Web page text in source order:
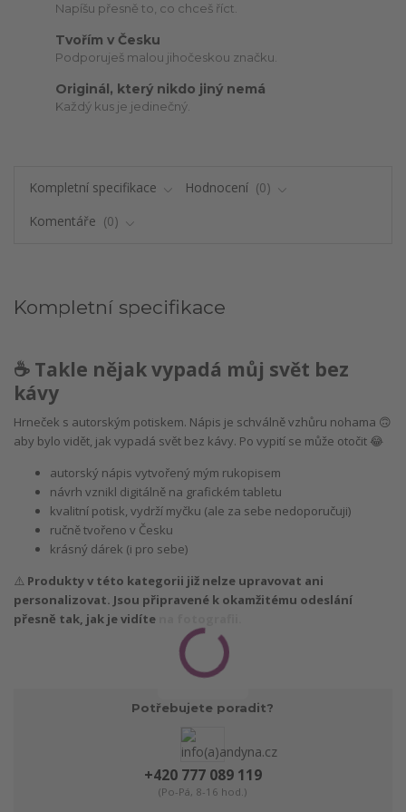
Napíšu přesně to, co chceš říct.
Tvořím v Česku
Podporuješ malou jihočeskou značku.
Originál, který nikdo jiný nemá
Každý kus je jedinečný.
Kompletní specifikace Hodnocení
0
Komentáře
0
Kompletní specifikace
☕️ Takle nějak vypadá můj svět bez
kávy
Hrneček s autorským potiskem. Nápis je schválně vzhůru nohama 🙃
aby bylo vidět, jak vypadá svět bez kávy. Po vypití se může otočit 😂
autorský nápis vytvořený mým rukopisem
návrh vznikl digitálně na grafickém tabletu
kvalitní potisk, vydrží myčku ‎(ale za sebe nedoporučuji)
ručně tvořeno v Česku
krásný dárek (i pro sebe)
⚠️ Produkty v této kategorii již nelze upravovat ani
personalizovat. Jsou připravené k okamžitému odeslání
přesně tak, jak je vidíte na fotografii.
Potřebujete poradit?
+420 777 089 119
(Po-Pá, 8-16 hod.)